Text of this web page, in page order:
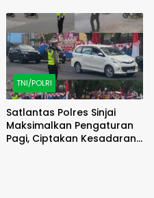
TNI/POLRI
Satlantas Polres Sinjai
Maksimalkan Pengaturan
Pagi, Ciptakan Kesadaran